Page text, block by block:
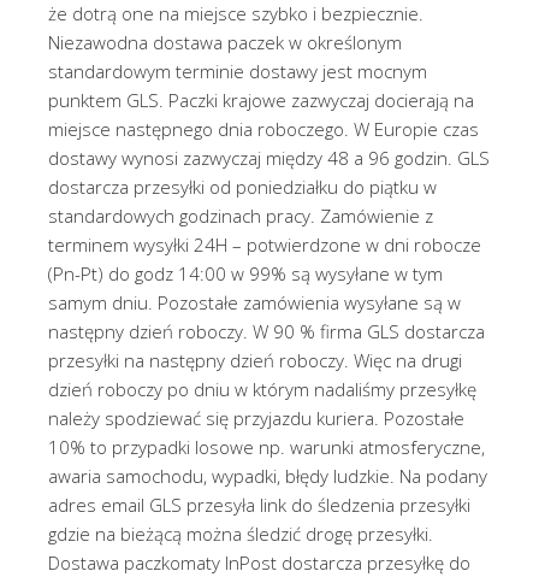
że dotrą one na miejsce szybko i bezpiecznie.
Niezawodna dostawa paczek w określonym
standardowym terminie dostawy jest mocnym
punktem GLS. Paczki krajowe zazwyczaj docierają na
miejsce następnego dnia roboczego. W Europie czas
dostawy wynosi zazwyczaj między 48 a 96 godzin. GLS
dostarcza przesyłki od poniedziałku do piątku w
standardowych godzinach pracy. Zamówienie z
terminem wysyłki 24H – potwierdzone w dni robocze
(Pn-Pt) do godz 14:00 w 99% są wysyłane w tym
samym dniu. Pozostałe zamówienia wysyłane są w
następny dzień roboczy. W 90 % firma GLS dostarcza
przesyłki na następny dzień roboczy. Więc na drugi
dzień roboczy po dniu w którym nadaliśmy przesyłkę
należy spodziewać się przyjazdu kuriera. Pozostałe
10% to przypadki losowe np. warunki atmosferyczne,
awaria samochodu, wypadki, błędy ludzkie. Na podany
adres email GLS przesyła link do śledzenia przesyłki
gdzie na bieżącą można śledzić drogę przesyłki.
Dostawa paczkomaty InPost dostarcza przesyłkę do